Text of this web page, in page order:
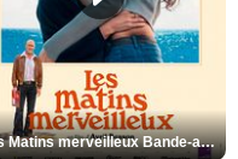
Les Matins merveilleux Bande-annonce VF